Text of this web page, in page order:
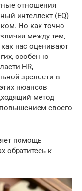
отношения
интеллект (EQ)
Но как точно
между тем,
нас оценивают
особенно
HR,
зрелости в
нюансов
метод
своего
помощь
обратитесь к